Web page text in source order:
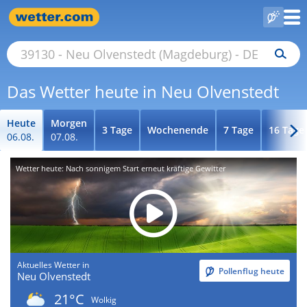
Das Wetter heute in Neu Olvenstedt
Heute
06.08.
Morgen
07.08.
3 Tage Wochenende 7 Tage 16 Tage
Wetter heute: Nach sonnigem Start erneut kräftige Gewitter
Aktuelles Wetter in
Neu Olvenstedt Pollenflug heute
21°C
Wolkig